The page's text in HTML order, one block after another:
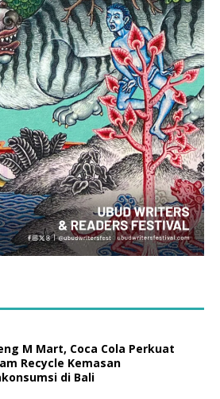
M Mart, Coca Cola Perkuat
Recycle Kemasan
di Bali